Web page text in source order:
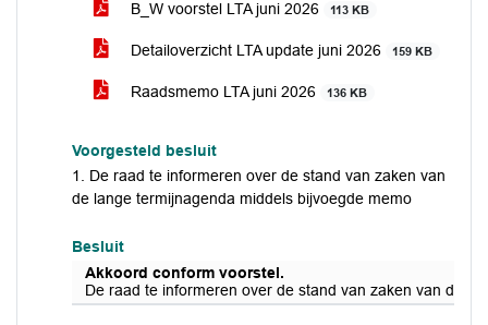
B_W voorstel LTA juni 2026 113 KB
Detailoverzicht LTA update juni 2026 159 KB
Raadsmemo LTA juni 2026 136 KB
Voorgesteld besluit
1. De raad te informeren over de stand van zaken van
de lange termijnagenda middels bijvoegde memo
Besluit
Akkoord conform voorstel.
De raad te informeren over de stand van zaken van de